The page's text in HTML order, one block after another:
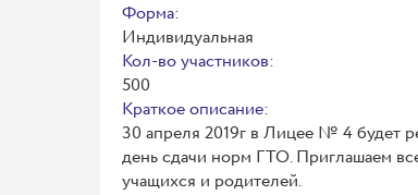
Форма:
Индивидуальная
Кол-во участников:
500
Краткое описание:
30 апреля 2019г в Лицее № 4 будет
день сдачи норм ГТО. Приглашаем
учащихся и родителей.